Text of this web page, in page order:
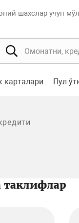
шахслар учун
карталари Пул
таклифлар